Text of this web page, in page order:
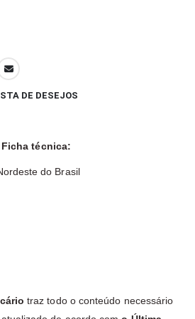
DE DESEJOS
Ficha técnica:
do Brasil
traz todo o conteúdo necessário